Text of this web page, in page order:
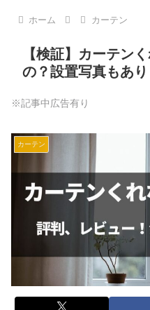
ホーム カーテン
【検証】カーテン
の？設置写真もあり
※記事中広告有り
カーテン